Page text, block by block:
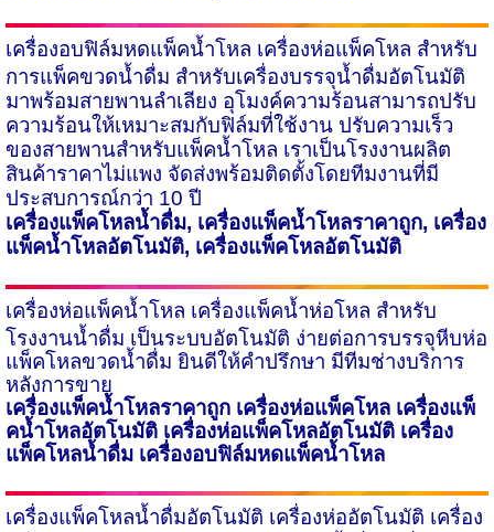
เครื่องอบฟิล์มหดแพ็คน้ำโหล เครื่องห่อแพ็คโหล สำหรับ
การแพ็คขวดน้ำดื่ม สำหรับเครื่องบรรจุน้ำดื่มอัตโนมัติ
มาพร้อมสายพานลำเลียง อุโมงค์ความร้อนสามารถปรับ
ความร้อนให้เหมาะสมกับฟิล์มที่ใช้งาน ปรับความเร็ว
ของสายพานสำหรับแพ็คน้ำโหล เราเป็นโรงงานผลิต
สินค้าราคาไม่แพง จัดส่งพร้อมติดตั้งโดยทีมงานที่มี
ประสบการณ์กว่า 10 ปี
เครื่องแพ็คโหลน้ำดื่ม, เครื่องแพ็คน้ำโหลราคาถูก, เครื่อง
แพ็คน้ำโหลอัตโนมัติ, เครื่องแพ็คโหลอัตโนมัติ
เครื่องห่อแพ็คน้ำโหล เครื่องแพ็คน้ำห่อโหล สำหรับ
โรงงานน้ำดื่ม เป็นระบบอัตโนมัติ ง่ายต่อการบรรจุหีบห่อ
แพ็คโหลขวดน้ำดื่ม ยินดีให้คำปรึกษา มีทีมช่างบริการ
หลังการขาย
เครื่องแพ็คน้ำโหลราคาถูก เครื่องห่อแพ็คโหล เครื่องแพ็
คน้ำโหลอัตโนมัติ เครื่องห่อแพ็คโหลอัตโนมัติ เครื่อง
แพ็คโหลน้ำดื่ม เครื่องอบฟิล์มหดแพ็คน้ำโหล
เครื่องแพ็คโหลน้ำดื่มอัตโนมัติ เครื่องห่ออัตโนมัติ เครื่อง